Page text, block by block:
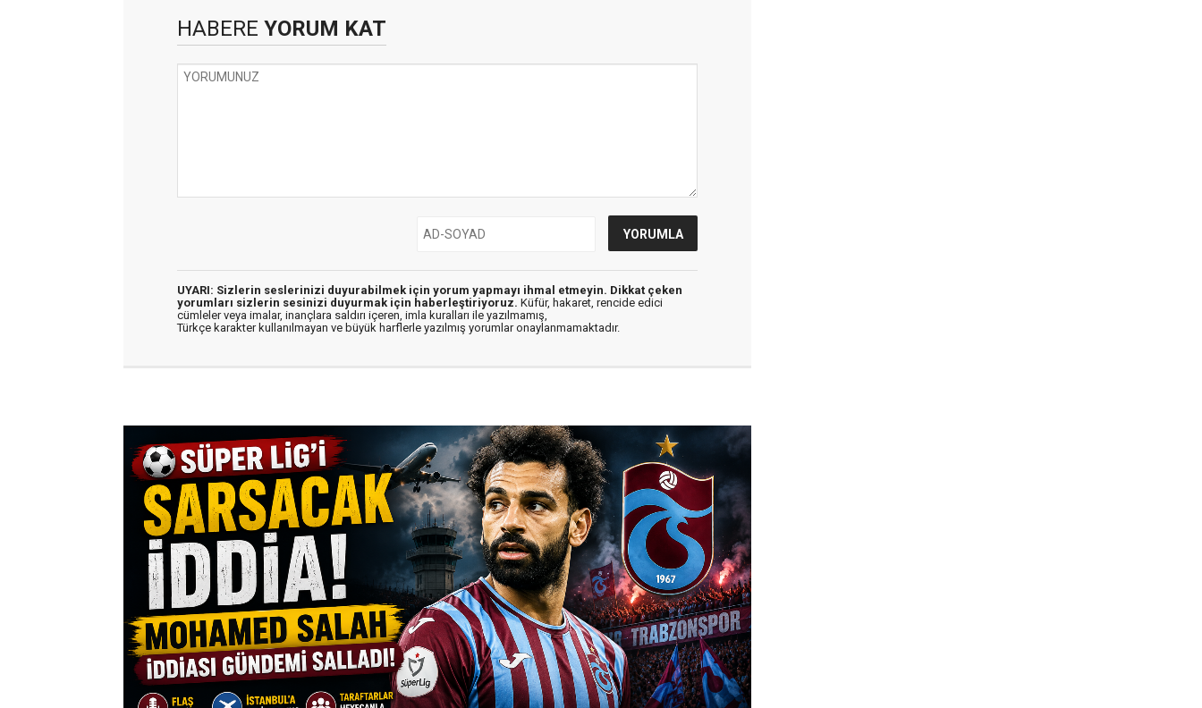
HABERE YORUM KAT
UYARI: Sizlerin seslerinizi duyurabilmek için yorum yapmayı ihmal etmeyin. Dikkat çeken
yorumları sizlerin sesinizi duyurmak için haberleştiriyoruz. Küfür, hakaret, rencide edici
cümleler veya imalar, inançlara saldırı içeren, imla kuralları ile yazılmamış,
Türkçe karakter kullanılmayan ve büyük harflerle yazılmış yorumlar onaylanmamaktadır.